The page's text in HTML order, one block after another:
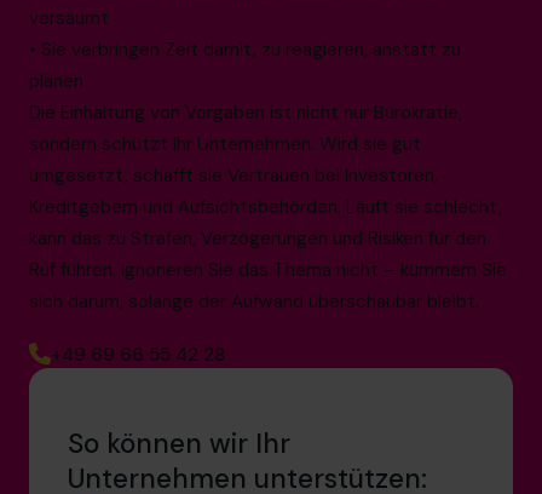
versäumt
• Sie verbringen Zeit damit, zu reagieren, anstatt zu
planen
Die Einhaltung von Vorgaben ist nicht nur Bürokratie,
sondern schützt Ihr Unternehmen. Wird sie gut
umgesetzt, schafft sie Vertrauen bei Investoren,
Kreditgebern und Aufsichtsbehörden. Läuft sie schlecht,
kann das zu Strafen, Verzögerungen und Risiken für den
Ruf führen. Ignorieren Sie das Thema nicht – kümmern Sie
sich darum, solange der Aufwand überschaubar bleibt.
+49 69 66 55 42 28
So können wir Ihr
Unternehmen unterstützen: